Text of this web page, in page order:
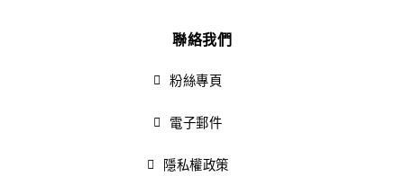
聯絡我們
粉絲專頁
電子郵件
隱私權政策